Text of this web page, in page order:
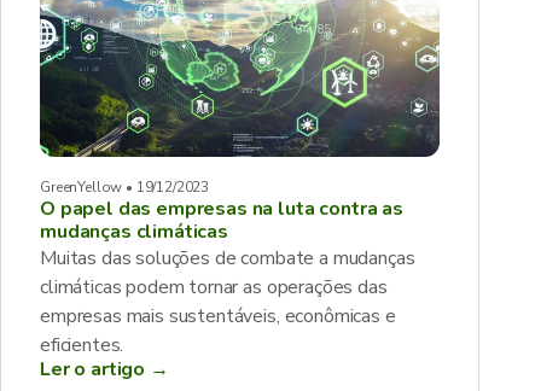
GreenYellow • 19/12/2023
O papel das empresas na luta contra as
mudanças climáticas
Muitas das soluções de combate a mudanças
climáticas podem tornar as operações das
empresas mais sustentáveis, econômicas e
eficientes.
Ler o artigo →